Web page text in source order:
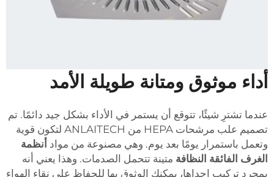
أداء موثوق ومتانة طويلة الأمد
عندما تشترِ شيئًا، تتوقع أن يستمر في الأداء بشكل جيد دائمًا. تم
تصميم علب مرشحات HEPA من ANLAITECH لتكون قوية
وتعمل باستمرار يومًا بعد يوم. وهي مصنوعة من مواد أنظمة
الغرف الفائقة النظافة متينة تتحمل الصدمات. وهذا يعني أنه
بمجرد تركيب إحداها، يمكنك الوثوق بها للحفاظ على نقاء الهواء